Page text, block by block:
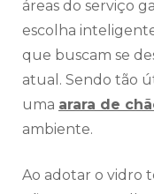
áreas do serviço
escolha
que buscam se
atual. Sendo tão
uma arara de
ambiente.
Ao adotar o vidro